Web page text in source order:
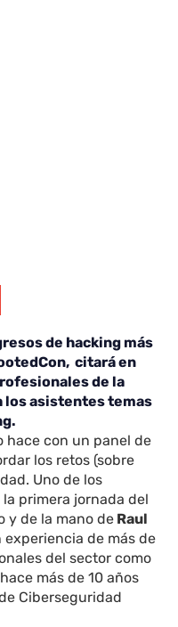
de hacking más
citará en
de la
los asistentes temas
hace con un panel de
los retos (sobre
Uno de los
primera jornada del
y de la mano de Raul
experiencia de más de
del sector como
más de 10 años
Ciberseguridad